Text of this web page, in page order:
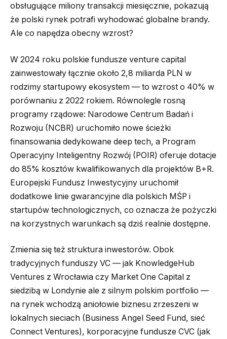
obsługujące miliony transakcji miesięcznie, pokazują
że polski rynek potrafi wyhodować globalne brandy.
Ale co napędza obecny wzrost?
W 2024 roku polskie fundusze venture capital
zainwestowały łącznie około 2,8 miliarda PLN w
rodzimy startupowy ekosystem — to wzrost o 40% w
porównaniu z 2022 rokiem. Równolegle rosną
programy rządowe: Narodowe Centrum Badań i
Rozwoju (NCBR) uruchomiło nowe ścieżki
finansowania dedykowane deep tech, a Program
Operacyjny Inteligentny Rozwój (POIR) oferuje dotacje
do 85% kosztów kwalifikowanych dla projektów B+R.
Europejski Fundusz Inwestycyjny uruchomił
dodatkowe linie gwarancyjne dla polskich MŚP i
startupów technologicznych, co oznacza że pożyczki
na korzystnych warunkach są dziś realnie dostępne.
Zmienia się też struktura inwestorów. Obok
tradycyjnych funduszy VC — jak KnowledgeHub
Ventures z Wrocławia czy Market One Capital z
siedzibą w Londynie ale z silnym polskim portfolio —
na rynek wchodzą aniołowie biznesu zrzeszeni w
lokalnych sieciach (Business Angel Seed Fund, sieć
Connect Ventures), korporacyjne fundusze CVC (jak